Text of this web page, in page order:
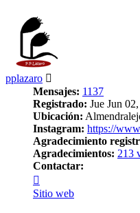
pplazaro
Mensajes: 1137
Registrado: Jue Jun
Ubicación:
Instagram: https://
Agradecimiento
Agradecimientos: 213
Contactar:
pplazaro
Sitio web